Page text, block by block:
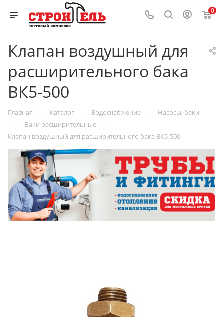
0
Клапан воздушный для
расширительного бака
ВК5-500
Главная — Каталог — Водоснабжение — Насосы, баки
— Баки расширительные —
Клапан воздушный для расширительного бака ВК5-500